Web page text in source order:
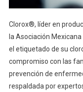
Clorox®, líder en
la Asociación
el etiquetado de su
compromiso con las
prevención de
respaldada por